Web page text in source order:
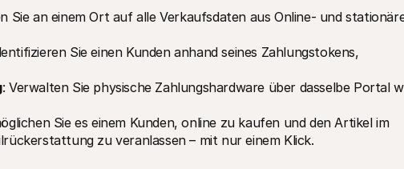
Sie an einem Ort auf alle Verkaufsdaten aus Online- und
Sie einen Kunden anhand seines Zahlungstokens,
: Verwalten Sie physische Zahlungshardware über dasselbe Portal
Sie es einem Kunden, online zu kaufen und den Artikel im
zu veranlassen – mit nur einem Klick.